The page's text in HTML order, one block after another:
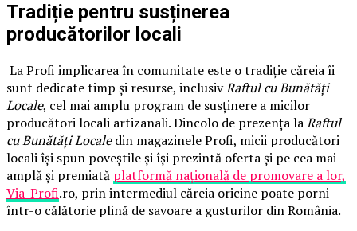
Tradiție pentru susținerea
producătorilor locali
La Profi implicarea în comunitate este o tradiție căreia îi
sunt dedicate timp și resurse, inclusivRaftul cu Bunătăți
Locale, cel mai amplu program de susținere a micilor
producători locali artizanali. Dincolo de prezența laRaftul
cu Bunătăți Localedin magazinele Profi, micii producători
locali își spun poveștile și își prezintă oferta și pe cea mai
amplă și premiată platformă națională de promovare a lor,
Via-Profi.ro, prin intermediul căreia oricine poate porni
într-o călătorie plină de savoare a gusturilor din România.